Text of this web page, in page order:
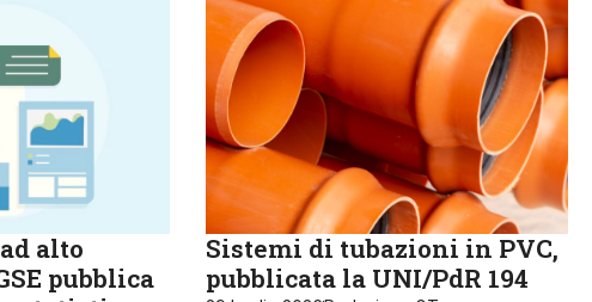
alto
pubblica
Sistemi di tubazioni in PVC,
pubblicata la UNI/PdR 194